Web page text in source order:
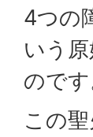
4つの
いう
のです
この